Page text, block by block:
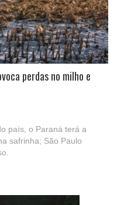
perdas no milho e
país, o Paraná terá a
safrinha; São Paulo